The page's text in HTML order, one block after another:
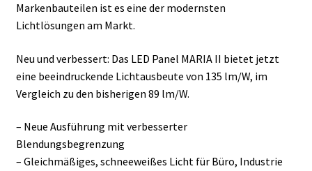
Markenbauteilen ist es eine der modernsten
Lichtlösungen am Markt.
Neu und verbessert: Das LED Panel MARIA II bietet jetzt
eine beeindruckende Lichtausbeute von 135 lm/W, im
Vergleich zu den bisherigen 89 lm/W.
– Neue Ausführung mit verbesserter
Blendungsbegrenzung
– Gleichmäßiges, schneeweißes Licht für Büro, Industrie